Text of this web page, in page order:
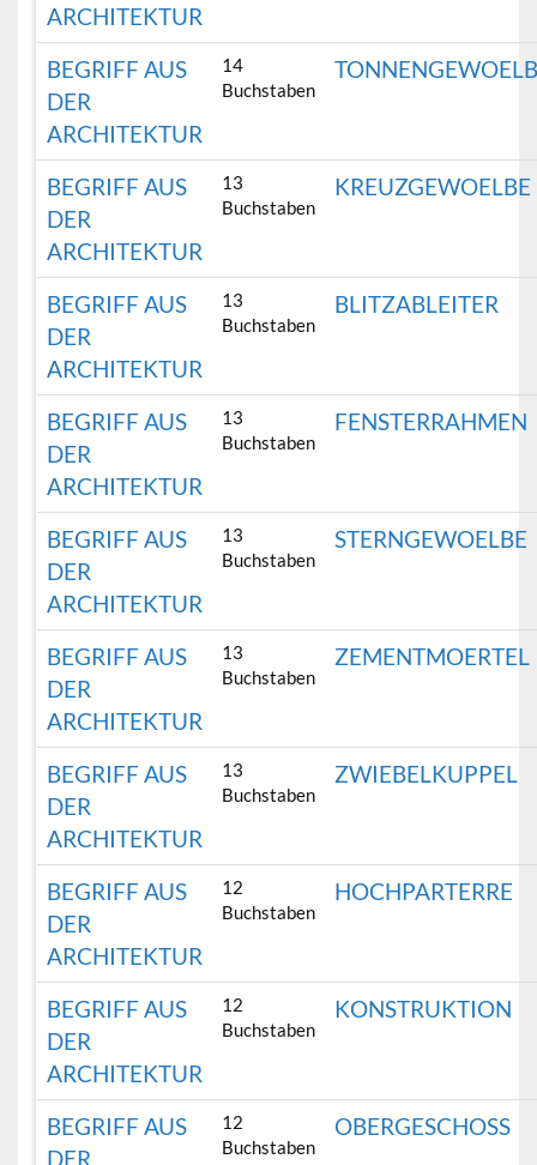
ARCHITEKTUR
BEGRIFF AUS
DER
ARCHITEKTUR
14
Buchstaben
BEGRIFF AUS
DER
ARCHITEKTUR
13
Buchstaben
KREUZGEWOELBE
BEGRIFF AUS
DER
ARCHITEKTUR
13
Buchstaben
BLITZABLEITER
BEGRIFF AUS
DER
ARCHITEKTUR
13
Buchstaben
FENSTERRAHMEN
BEGRIFF AUS
DER
ARCHITEKTUR
13
Buchstaben
STERNGEWOELBE
BEGRIFF AUS
DER
ARCHITEKTUR
13
Buchstaben
ZEMENTMOERTEL
BEGRIFF AUS
DER
ARCHITEKTUR
13
Buchstaben
ZWIEBELKUPPEL
BEGRIFF AUS
DER
ARCHITEKTUR
12
Buchstaben
HOCHPARTERRE
BEGRIFF AUS
DER
ARCHITEKTUR
12
Buchstaben
KONSTRUKTION
BEGRIFF AUS
DER
12
Buchstaben
OBERGESCHOSS